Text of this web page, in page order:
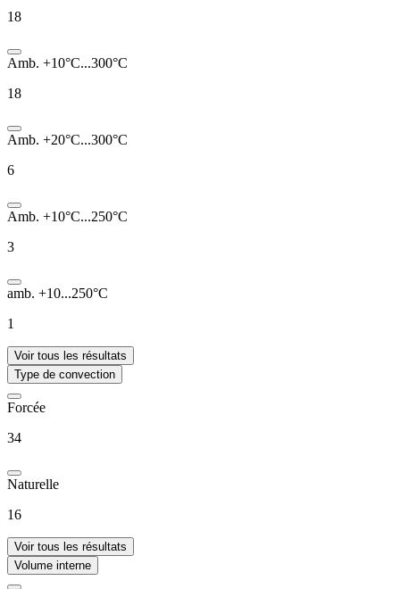
18
Amb. +10°C...300°C
18
Amb. +20°C...300°C
6
Amb. +10°C...250°C
3
amb. +10...250°C
1
Voir tous les résultats
Type de convection
Forcée
34
Naturelle
16
Voir tous les résultats
Volume interne